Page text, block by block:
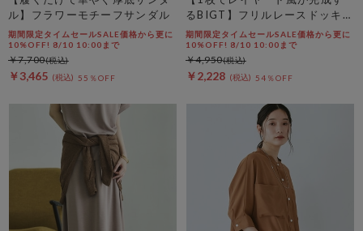
ル】フラワーモチーフサンダル
期間限定タイムセールSALE価格から更に
10%OFF! 8/10 10:00まで
￥3,465 55％OFF
￥7,700
るBIGT】フリルレースドッキン
グＢＩＧＴＥＥ
期間限定タイムセールSALE価格から更に
10%OFF! 8/10 10:00まで
￥2,228 54％OFF
￥4,950